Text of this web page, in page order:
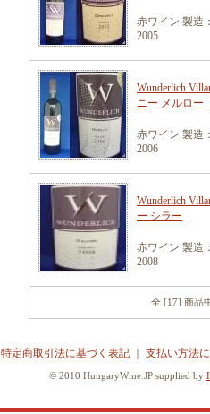
赤ワイン 製造
2005
Wunderlich
ニー メルロー
赤ワイン 製造
2006
Wunderlich
ー シラー
赤ワイン 製造
2008
全 [17] 商品
特定商取引法に基づく表記 支払い方法
© 2010 HungaryWine.JP supplied by